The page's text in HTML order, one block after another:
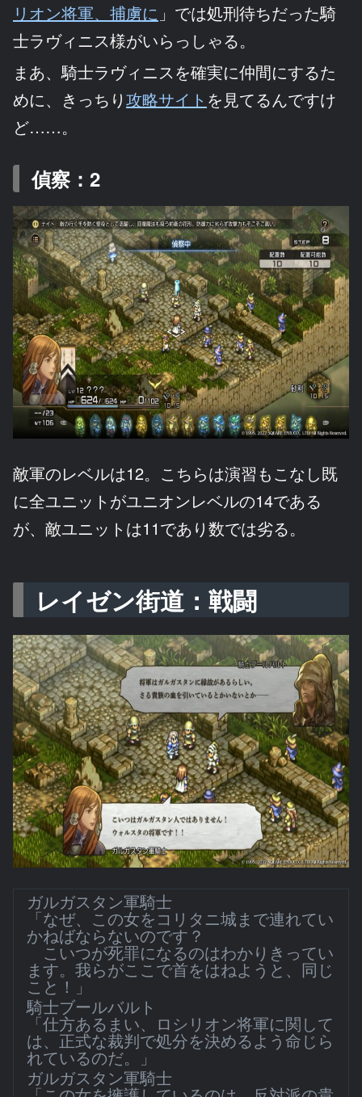
リオン将軍、捕虜に 」では処刑待ちだった騎
士ラヴィニス様がいらっしゃる。
まあ、騎士ラヴィニスを確実に仲間にするた
めに、きっちり攻略サイト を見てるんですけ
ど……。
偵察：2
敵軍のレベルは12。こちらは演習もこなし既
に全ユニットがユニオンレベルの14である
が、敵ユニットは11であり数では劣る。
レイゼン街道：戦闘
ガルガスタン軍騎士
「なぜ、この女をコリタニ城まで連れてい
かねばならないのです？
こいつが死罪になるのはわかりきってい
ます。我らがここで首をはねようと、同じ
こと！」
騎士ブールバルト
「仕方あるまい、ロシリオン将軍に関して
は、正式な裁判で処分を決めるよう命じら
れているのだ。」
ガルガスタン軍騎士